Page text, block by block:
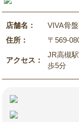
店舗名：
VIVA骨
住所：
〒569-
アクセス：
JR高槻
歩5分